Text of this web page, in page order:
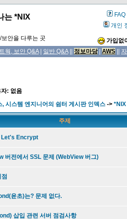
는 *NIX
안을 다루는 곳
FAQ
개인
가입없
웍, 보안 Q&A| 일반 Q&A|| 정보마당| AWS
: 없음
, 시스템 엔지니어의 쉼터 게시판 인덱스 -> *NIX
주제
Let's Encrypt
버전에서 SSL 문제 (WebView 버그)
윤초)는? 문제 없다.
삽입 관련 서버 점검사항